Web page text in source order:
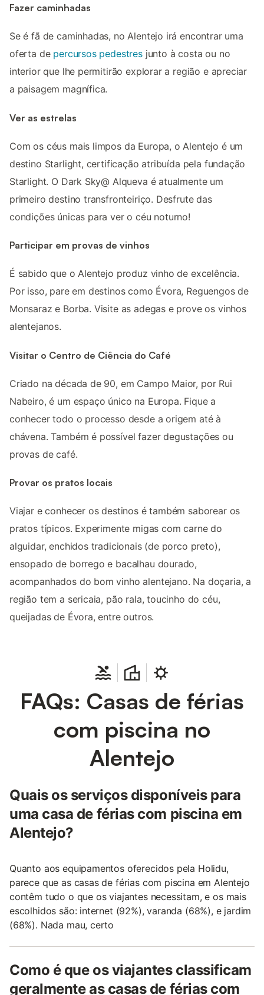
Fazer caminhadas
Se é fã de caminhadas, no Alentejo irá encontrar uma
oferta de percursos pedestresjunto à costa ou no
interior que lhe permitirão explorar a região e apreciar
a paisagem magnífica.
Ver as estrelas
Com os céus mais limpos da Europa, o Alentejo é um
destino Starlight, certificação atribuída pela fundação
Starlight. O Dark Sky@ Alqueva é atualmente um
primeiro destino transfronteiriço. Desfrute das
condições únicas para ver o céu noturno!
Participar em provas de vinhos
É sabido que o Alentejo produz vinho de excelência.
Por isso, pare em destinos como Évora, Reguengos de
Monsaraz e Borba. Visite as adegas e prove os vinhos
alentejanos.
Visitar o Centro de Ciência do Café
Criado na década de 90, em Campo Maior, por Rui
Nabeiro, é um espaço único na Europa. Fique a
conhecer todo o processo desde a origem até à
chávena. Também é possível fazer degustações ou
provas de café.
Provar os pratos locais
Viajar e conhecer os destinos é também saborear os
pratos típicos. Experimente migas com carne do
alguidar, enchidos tradicionais (de porco preto),
ensopado de borrego e bacalhau dourado,
acompanhados do bom vinho alentejano. Na doçaria, a
região tem a sericaia, pão rala, toucinho do céu,
queijadas de Évora, entre outros.
FAQs: Casas de férias
com piscina no
Alentejo
Quais os serviços disponíveis para
uma casa de férias com piscina em
Alentejo?
Quanto aos equipamentos oferecidos pela Holidu,
parece que as casas de férias com piscina em Alentejo
contêm tudo o que os viajantes necessitam, e os mais
escolhidos são: internet (92%), varanda (68%), e jardim
(68%). Nada mau, certo
Como é que os viajantes classificam
geralmente as casas de férias com